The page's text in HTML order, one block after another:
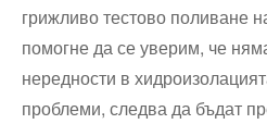
грижливо тестово поливане
помогне ⁤да се уверим, че
нередности в
проблеми, следва⁤ да бъдат